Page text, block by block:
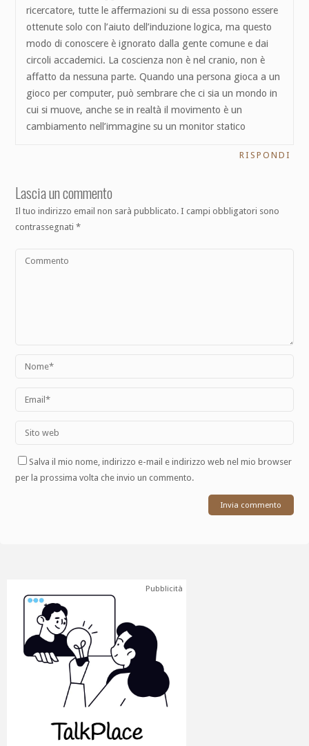
ricercatore, tutte le affermazioni su di essa possono essere
ottenute solo con l’aiuto dell’induzione logica, ma questo
modo di conoscere è ignorato dalla gente comune e dai
circoli accademici. La coscienza non è nel cranio, non è
affatto da nessuna parte. Quando una persona gioca a un
gioco per computer, può sembrare che ci sia un mondo in
cui si muove, anche se in realtà il movimento è un
cambiamento nell’immagine su un monitor statico
RISPONDI
Lascia un commento
Il tuo indirizzo email non sarà pubblicato. I campi obbligatori sono
contrassegnati*
Salva il mio nome, indirizzo e-mail e indirizzo web nel mio browser
per la prossima volta che invio un commento.
Pubblicità